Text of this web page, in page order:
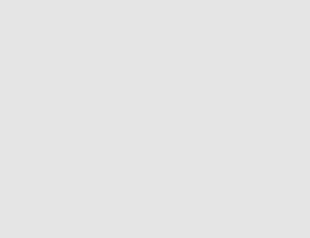
mogelijke onjuistheid en/of onvolledigheid